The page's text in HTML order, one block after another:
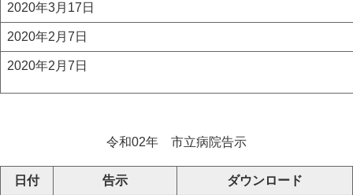
2020年3月17日
2020年2月7日
2020年2月7日
令和02年 市立病院告示
日付 告示 ダウンロード